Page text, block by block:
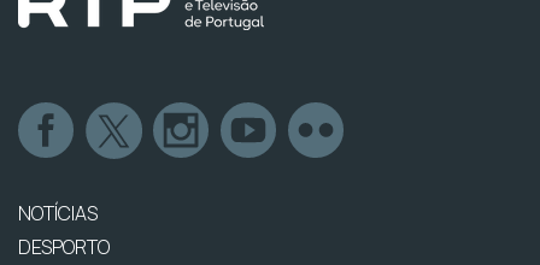
NOTÍCIAS
DESPORTO